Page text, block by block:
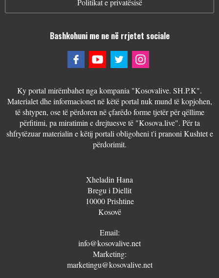
Politikat e privatësisë
Bashkohuni me ne në rrjetet sociale
Ky portal mirëmbahet nga kompania "Kosovalive. SH.P.K".
Materialet dhe informacionet në këtë portal nuk mund të kopjohen,
të shtypen, ose të përdoren në çfarëdo forme tjetër për qëllime
përfitimi, pa miratimin e drejtuesve të "Kosova.live". Për ta
shfrytëzuar materialin e këtij portali obligoheni t'i pranoni Kushtet e
përdorimit.
Xheladin Hana
Bregu i Diellit
10000 Prishtine
Kosovë
Email:
info@kosovalive.net
Marketing:
marketingu@kosovalive.net